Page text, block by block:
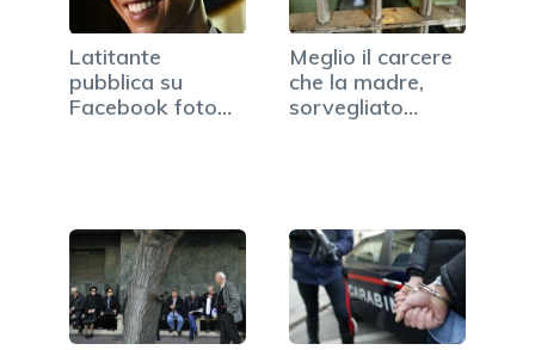
Latitante
pubblica su
Facebook foto
Meglio il carcere
che la madre,
sorvegliato